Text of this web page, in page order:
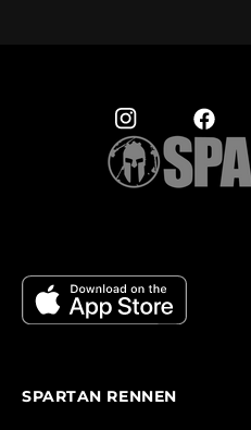
SPARTAN RENNEN